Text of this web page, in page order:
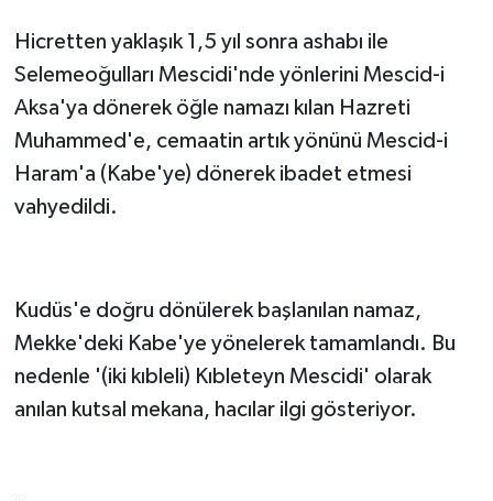
Hicretten yaklaşık 1,5 yıl sonra ashabı ile
Selemeoğulları Mescidi'nde yönlerini Mescid-i
Aksa'ya dönerek öğle namazı kılan Hazreti
Muhammed'e, cemaatin artık yönünü Mescid-i
Haram'a (Kabe'ye) dönerek ibadet etmesi
vahyedildi.
Kudüs'e doğru dönülerek başlanılan namaz,
Mekke'deki Kabe'ye yönelerek tamamlandı. Bu
nedenle '(iki kıbleli) Kıbleteyn Mescidi' olarak
anılan kutsal mekana, hacılar ilgi gösteriyor.